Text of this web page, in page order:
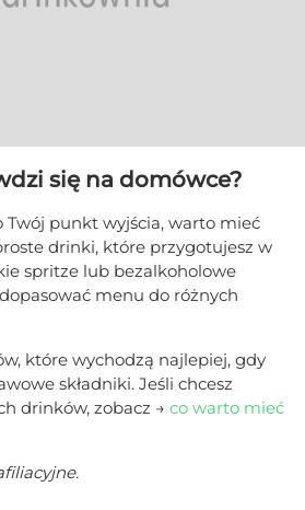
się na domówce?
punkt wyjścia, warto mieć
drinki, które przygotujesz w
spritze lub bezalkoholowe
menu do różnych
które wychodzą najlepiej, gdy
składniki. Jeśli chcesz
drinków, zobacz → co warto mieć